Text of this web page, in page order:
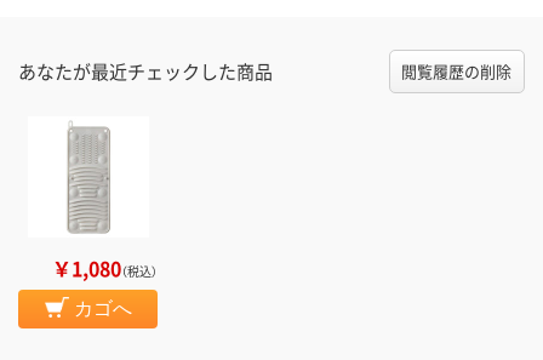
あなたが最近チェックした商品 閲覧履歴の削除
￥1,080（税込）
カゴへ